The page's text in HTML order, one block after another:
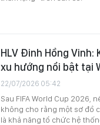
HLV Đinh Hồng
xu hướng nổi bật tại
22/07/2026 05:42
Sau FIFA World Cup 2026,
không cho rằng một sơ đồ
là khả năng tổ chức hệ